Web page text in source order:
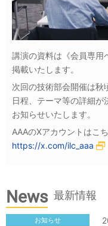
講演の資料は《会員専用
掲載いたします。
次回の技術部会開催は秋
日程、テーマ等の詳細が
お知らせいたします。
AAAのXアカウントはこ
https://x.com/ilc_aaa
News 最新情報
お知らせ